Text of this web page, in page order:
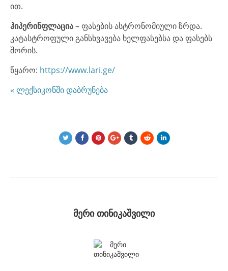
ით.
ჰიპერინფლაცია– ფასების ასტრონომიული ზრდა.
კატასტროფული განსხვავება ხელფასებსა და ფასებს
შორის.
წყარო: https://www.lari.ge/
« ლექსიკონში დაბრუნება
მერი თინიკაშვილი